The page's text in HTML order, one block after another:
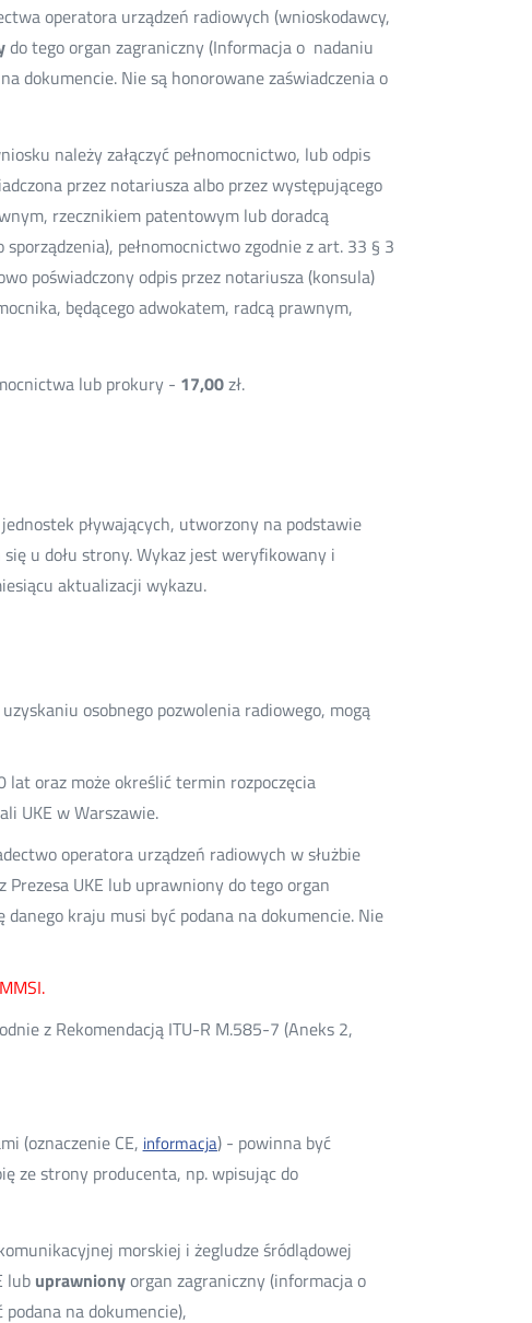
operatora urządzeń radiowych (wnioskodawcy,
do tego organ zagraniczny (Informacja o nadaniu
dokumencie. Nie są honorowane zaświadczenia o
należy załączyć pełnomocnictwo, lub odpis
przez notariusza albo przez występującego
rzecznikiem patentowym lub doradcą
pełnomocnictwo zgodnie z art. 33 § 3
poświadczony odpis przez notariusza (konsula)
będącego adwokatem, radcą prawnym,
lub prokury - 17,00zł.
pływających, utworzony na podstawie
u dołu strony. Wykaz jest weryfikowany i
aktualizacji wykazu.
osobnego pozwolenia radiowego, mogą
oraz może określić termin rozpoczęcia
UKE w Warszawie.
operatora urządzeń radiowych w służbie
UKE lub uprawniony do tego organ
kraju musi być podana na dokumencie. Nie
z Rekomendacją ITU-R M.585-7 (Aneks 2,
(oznaczenie CE, informacja) - powinna być
ze strony producenta, np. wpisując do
morskiej i żegludze śródlądowej
lub uprawnionyorgan zagraniczny (informacja o
podana na dokumencie),